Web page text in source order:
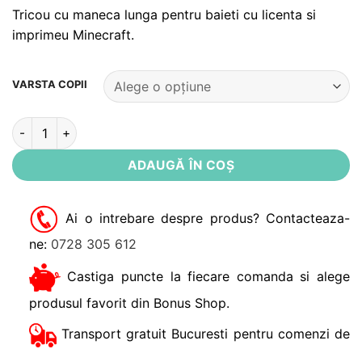
Tricou cu maneca lunga pentru baieti cu licenta si
imprimeu Minecraft.
VARSTA COPII
Cantitate Bluza gri Minecraft 6-12 ani
ADAUGĂ ÎN COȘ
Ai o intrebare despre produs? Contacteaza-
ne: 0728 305 612
Castiga puncte la fiecare comanda si alege
produsul favorit din Bonus Shop.
Transport gratuit Bucuresti pentru comenzi de